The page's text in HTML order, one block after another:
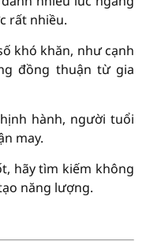
rất nhiều.
khó khăn, như cạnh
đồng thuận từ gia
hành, người tuổi
may.
hãy tìm kiếm không
năng lượng.